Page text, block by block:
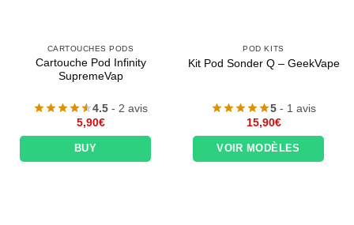
CARTOUCHES PODS
Cartouche Pod Infinity
SupremeVap
4.5 - 2 avis
5,90€
BUY
POD KITS
Kit Pod Sonder Q – GeekVape
5 - 1 avis
15,90€
VOIR MODÈLES